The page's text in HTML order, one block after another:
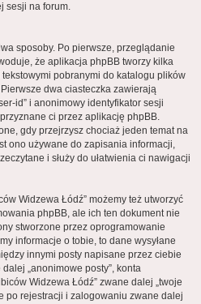
sesji na forum.
sposoby. Po pierwsze, przeglądanie
że aplikacja phpBB tworzy kilka
pobranymi do katalogu plików
dwa ciasteczka zawierają
id” i anonimowy identyfikator sesji
ci przez aplikację phpBB.
gdy przejrzysz chociaż jeden temat na
ono używane do zapisania informacji,
i służy do ułatwienia ci nawigacji
Widzewa Łódź” możemy też utworzyć
phpBB, ale ich ten dokument nie
stworzone przez oprogramowanie
informacje o tobie, to dane wysyłane
innymi posty napisane przez ciebie
„anonimowe posty”, konta
Widzewa Łódź” zwane dalej „twoje
po rejestracji i zalogowaniu zwane dalej